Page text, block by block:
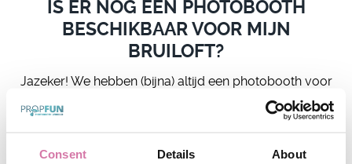
Consent Details About
IS ER NOG EEN PHOTOBOOTH
BESCHIKBAAR VOOR MIJN
BRUILOFT?
Jazeker! We hebben (bijna) altijd een photobooth voor
je beschikbaar. Je kunt op hierboven bij 'check
beschikbaarheid' bekijken op welk afhaaladres er een